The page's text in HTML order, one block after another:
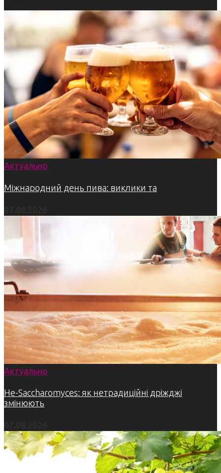
Актуально
Міжнародний день пива: виклики та
Актуально
Не-Saccharomyces: як нетрадиційні дріжджі
змінюють